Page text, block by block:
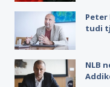
Peter
tudi
NLB